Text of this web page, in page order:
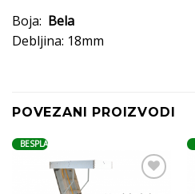
Boja: Bela
Debljina: 18mm
POVEZANI PROIZVODI
BESPLATNA DOSTAVA